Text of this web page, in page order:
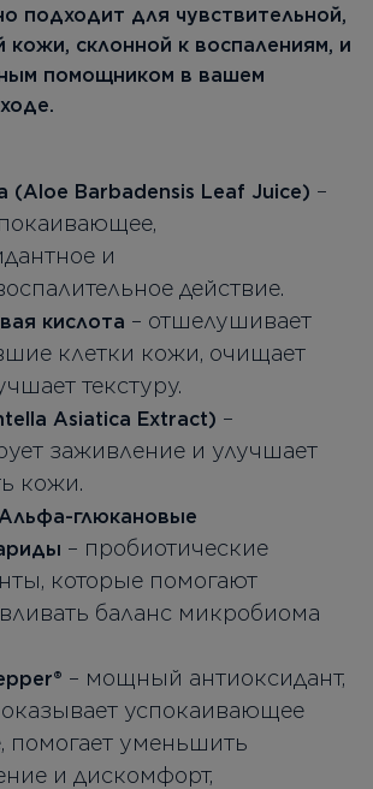
подходит для чувствительной,
склонной к воспалениям, и
помощником в вашем
(Aloe Barbadensis Leaf Juice) –
и
действие.
кислота – отшелушивает
клетки кожи, очищает
текстуру.
Asiatica Extract) –
заживление и улучшает
кожи.
глюкановые
– пробиотические
которые помогают
баланс микробиома
– мощный антиоксидант,
успокаивающее
помогает уменьшить
и дискомфорт,